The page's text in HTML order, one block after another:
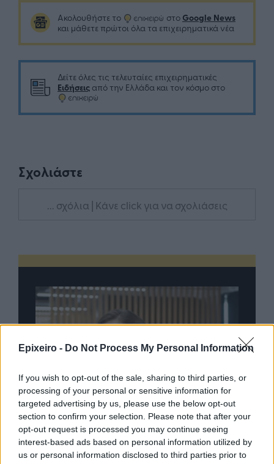
Epixeiro - Do Not Process My Personal Information
If you wish to opt-out of the sale, sharing to third parties, or
processing of your personal or sensitive information for
targeted advertising by us, please use the below opt-out
section to confirm your selection. Please note that after your
opt-out request is processed you may continue seeing
interest-based ads based on personal information utilized by
us or personal information disclosed to third parties prior to
Ακολουθήστε το στο Google News
και μάθετε πρώτοι όλα τα επιχειρηματικά νέα
Δείτε όλες τις τελευταίες επιχειρηματικές
Ειδήσεις από την Ελλάδα και τον κόσμο στο
Σχολιάστε
... σχόλια | Κάνε click για να σχολιάσεις